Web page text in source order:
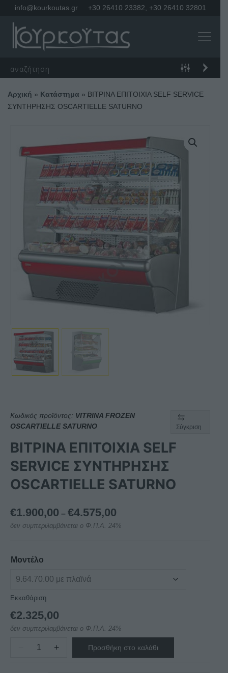
info@kourkoutas.gr +30 26410 23382 +30 26410 32801
Αρχική » Κατάστημα » ΒΙΤΡΙΝΑ ΕΠΙΤΟΙΧΙΑ SELF SERVICE
ΣΥΝΤΗΡΗΣΗΣ OSCARTIELLE SATURNO
Κωδικός προϊόντος: VITRINA FROZEN
OSCARTIELLE SATURNO
Σύγκριση
ΒΙΤΡΙΝΑ ΕΠΙΤΟΙΧΙΑ SELF
SERVICE ΣΥΝΤΗΡΗΣΗΣ
OSCARTIELLE SATURNO
€1.900,00 – €4.575,00
range:
δεν συμπεριλαμβάνεται ο Φ.Π.Α. 24%
Μοντέλο
Εκκαθάριση
€2.325,00
δεν συμπεριλαμβάνεται ο Φ.Π.Α. 24%
ΒΙΤΡΙΝΑ
+ Προσθήκη στο καλάθι